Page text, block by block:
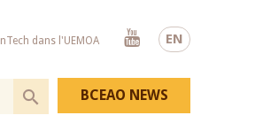
EN
dans l'UEMOA
Youtube
BCEAO NEWS